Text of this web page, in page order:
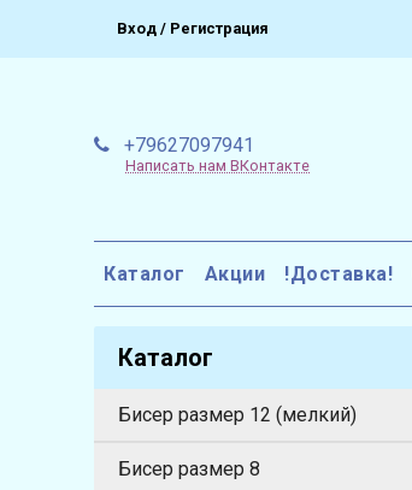
Вход / Регистрация
+79627097941
Написать нам ВКонтакте
Каталог Акции !Доставка!
Каталог
Бисер размер 12 (мелкий)
Бисер размер 8